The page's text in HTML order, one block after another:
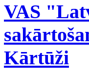
VAS
Kārtūži